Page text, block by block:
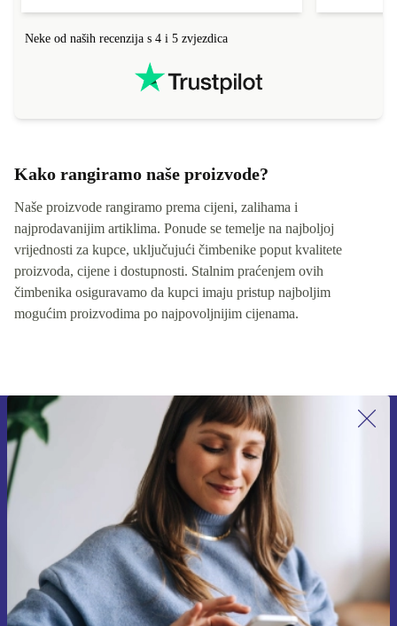
Neke od naših recenzija s 4 i 5 zvjezdica
Kako rangiramo naše proizvode?
Naše proizvode rangiramo prema cijeni, zalihama i
najprodavanijim artiklima. Ponude se temelje na najboljoj
vrijednosti za kupce, uključujući čimbenike poput kvalitete
proizvoda, cijene i dostupnosti. Stalnim praćenjem ovih
čimbenika osiguravamo da kupci imaju pristup najboljim
mogućim proizvodima po najpovoljnijim cijenama.
Prijavi se na newsletter!
Nikad više ne propusti ponudu.
Zatraži kupon
Informacije o korištenju osobnih podataka možeš pronaći u našim
Pravilima privatnosti.